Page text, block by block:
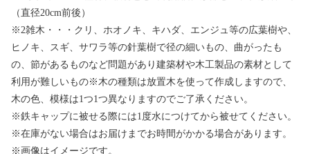
（直径20cm前後）
※2雑木・・・クリ、ホオノキ、キハダ、エンジュ等の広葉樹や、
ヒノキ、スギ、サワラ等の針葉樹で径の細いもの、曲がったも
の、節があるものなど問題があり建築材や木工製品の素材として
利用が難しいもの※木の種類は放置木を使って作成しますので、
木の色、模様は1つ1つ異なりますのでご了承ください。
※鉄キャップに被せる際には1度水につけてから被せてください。
※在庫がない場合はお届けまでお時間がかかる場合があります。
※画像はイメージです。